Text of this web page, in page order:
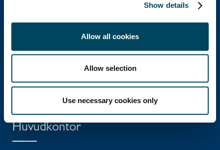
Show details
Allow all cookies
Allow selection
Use necessary cookies only
länder.
Huvudkontor